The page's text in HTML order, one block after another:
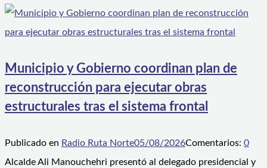
Municipio y Gobierno coordinan plan de
reconstrucción para ejecutar obras
estructurales tras el sistema frontal
Publicado en Radio Ruta Norte05/08/2026Comentarios: 0
Alcalde Ali Manouchehri presentó al delegado presidencial y